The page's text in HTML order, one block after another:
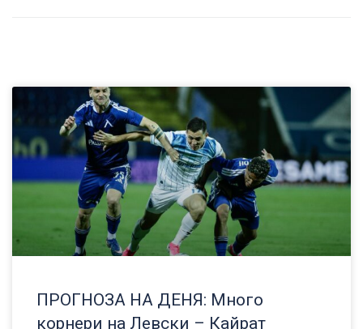
ПРОГНОЗА НА ДЕНЯ: Много
корнери на Левски – Кайрат